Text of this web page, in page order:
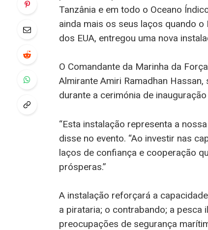
Tanzânia e em todo o Oceano
ainda mais os seus laços quando
dos EUA, entregou uma nova
O Comandante da Marinha da
Almirante Amiri Ramadhan
durante a cerimónia de
“Esta instalação representa a
disse no evento. “Ao investir nas
laços de confiança e cooperação
prósperas.”
A instalação reforçará a
a pirataria; o contrabando; a pesca
preocupações de segurança